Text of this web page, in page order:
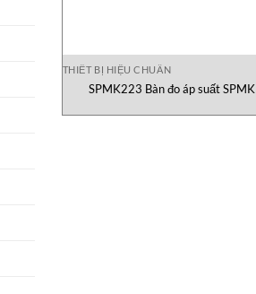
THIẾT BỊ HIỆU CHUẨN
SPMK223 Bàn đo áp suất SPMK